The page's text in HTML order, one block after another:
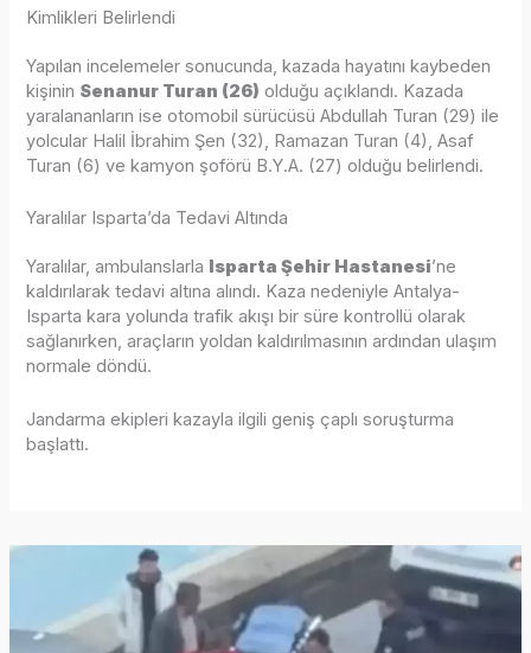
Kimlikleri Belirlendi
Yapılan incelemeler sonucunda, kazada hayatını kaybeden
kişinin Senanur Turan (26) olduğu açıklandı. Kazada
yaralananların ise otomobil sürücüsü Abdullah Turan (29) ile
yolcular Halil İbrahim Şen (32), Ramazan Turan (4), Asaf
Turan (6) ve kamyon şoförü B.Y.A. (27) olduğu belirlendi.
Yaralılar Isparta’da Tedavi Altında
Yaralılar, ambulanslarla Isparta Şehir Hastanesi’ne
kaldırılarak tedavi altına alındı. Kaza nedeniyle Antalya-
Isparta kara yolunda trafik akışı bir süre kontrollü olarak
sağlanırken, araçların yoldan kaldırılmasının ardından ulaşım
normale döndü.
Jandarma ekipleri kazayla ilgili geniş çaplı soruşturma
başlattı.